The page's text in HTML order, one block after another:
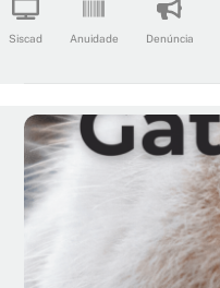
Siscad Anuidade Denúncia